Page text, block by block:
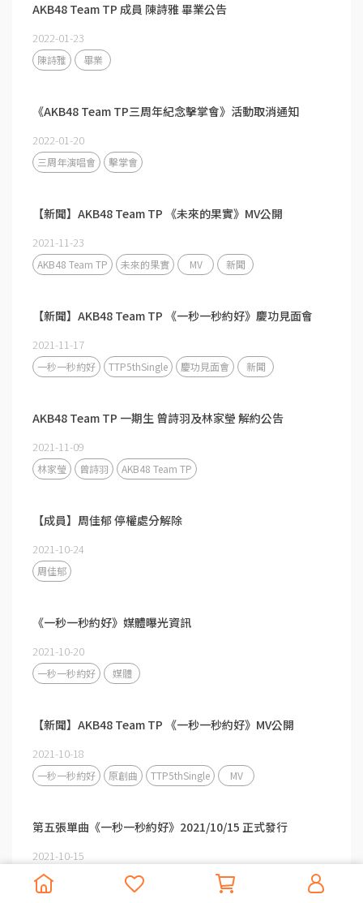
AKB48 Team TP 成員 陳詩雅 畢業公告
2022-01-23
陳詩雅 畢業
《AKB48 Team TP三周年紀念擊掌會》活動取消通知​​​​​​​
2022-01-20
三周年演唱會 擊掌會
【新聞】AKB48 Team TP 《未來的果實》MV公開
2021-11-23
AKB48 Team TP 未來的果實 MV 新聞
【新聞】AKB48 Team TP 《一秒一秒約好》慶功見面會
2021-11-17
一秒一秒約好 TTP5thSingle 慶功見面會 新聞
AKB48 Team TP 一期生 曾詩羽及林家瑩 解約公告
2021-11-09
林家瑩 曾詩羽 AKB48 Team TP
【成員】周佳郁 停權處分解除
2021-10-24
周佳郁
《一秒一秒約好》媒體曝光資訊
2021-10-20
一秒一秒約好 媒體
【新聞】AKB48 Team TP 《一秒一秒約好》MV公開
2021-10-18
一秒一秒約好 原創曲 TTP5thSingle MV
第五張單曲《一秒一秒約好》2021/10/15 正式發行
2021-10-15
AKB48 Team TP 5th single 第五張單曲